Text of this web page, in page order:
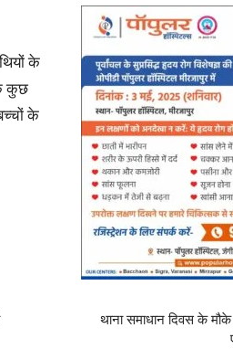
के
कुछ
के
थाना समाधान दिवस के